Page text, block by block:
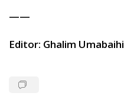
——
Editor: Ghalim Umabaihi